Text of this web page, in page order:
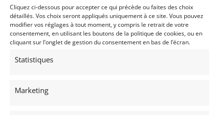
Cliquez ci-dessous pour accepter ce qui précède ou faites des choix
détaillés. Vos choix seront appliqués uniquement à ce site. Vous pouvez
modifier vos réglages à tout moment, y compris le retrait de votre
consentement, en utilisant les boutons de la politique de cookies, ou en
cliquant sur l’onglet de gestion du consentement en bas de l’écran.
Statistiques
Marketing
1 mars 2025
637 vues
Vends Lucchini P93 1993. V6 Alfa Romeo 24 soupapes. Boite
révisée avec couple neuf. 10 courses depuis moteur et boite.
Réservoir 2028. Performante, parfaitement suivie et
entretenue.
Vendu par : WG British Racing